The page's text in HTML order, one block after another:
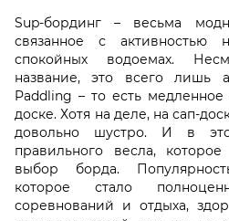
Sup-бординг – весьма
связанное с активностью
спокойных водоемах.
название, это всего лишь
Paddling – то есть
доске. Хотя на деле, на сап-
довольно шустро. И в
правильного весла,
выбор борда.
которое стало
соревнований и отдыха,